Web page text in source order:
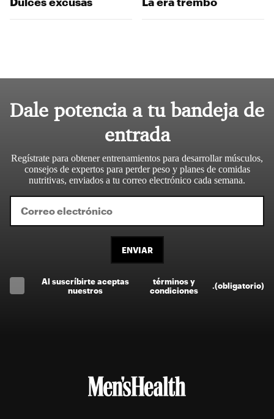
Dale potencia a tu bandeja de
entrada
Regístrate para obtener entrenamientos para desarrollar músculos,
consejos de expertos para perder peso y planes de comidas
nutritivas, enviados a tu correo electrónico cada semana.
ENVIAR
Al suscríbirte aceptas
nuestros
términos y
condiciones
.(obligatorio)